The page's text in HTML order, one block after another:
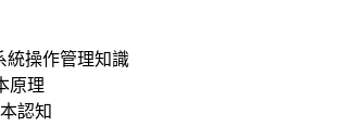
統操作管理知識
原理
認知